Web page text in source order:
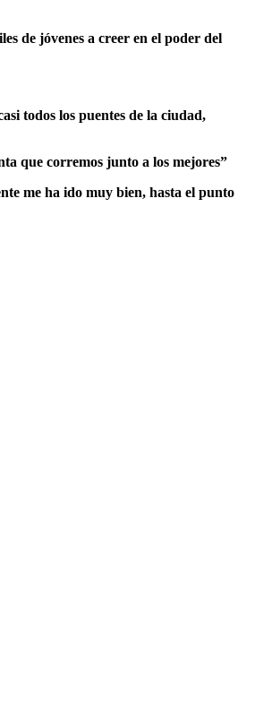
de jóvenes a creer en el poder del
todos los puentes de la ciudad,
que corremos junto a los mejores”
me ha ido muy bien, hasta el punto